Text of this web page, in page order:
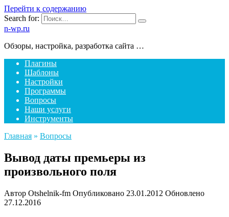
Перейти к содержанию
Search for:
n-wp.ru
Обзоры, настройка, разработка сайта …
Плагины
Шаблоны
Настройки
Программы
Вопросы
Наши услуги
Инструменты
Главная » Вопросы
Вывод даты премьеры из
произвольного поля
Автор Otshelnik-fm Опубликовано 23.01.2012 Обновлено
27.12.2016